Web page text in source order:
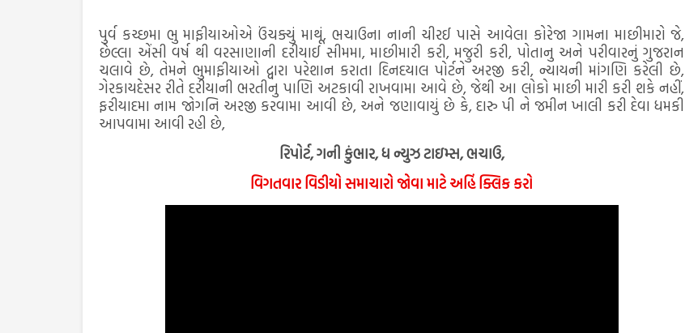
પુર્વ કચ્છમા ભુ માફીયાઓએ ઉંચક્યું માથૂં, ભચાઉના નાની ચીરઈ પાસે આવેલા કોરેજા ગામના માછીમારો જે,
છેલ્લા એંસી વર્ષ થી વરસાણાની દરીયાઈ સીમમા, માછીમારી કરી, મજુરી કરી, પોતાનુ અને પરીવારનું ગુજરાન
ચલાવે છે, તેમને ભુમાફીયાઓ દ્વારા પરેશાન કરાતા દિનદયાલ પોર્ટને અરજી કરી, ન્યાયની માંગણિ કરેલી છે,
ગેરકાયદેસર રીતે દરીયાની ભરતીનુ પાણિ અટકાવી રાખવામા આવે છે, જેથી આ લોકો માછી મારી કરી શકે નહીં,
ફરીયાદમા નામ જોગનિ અરજી કરવામા આવી છે, અને જણાવાયું છે કે, દારુ પી ને જમીન ખાલી કરી દેવા ધમકી
આપવામા આવી રહી છે,
રિપોર્ટ, ગની કુંભાર, ધ ન્યુઝ ટાઇમ્સ, ભચાઉ,
વિગતવાર વિડીયો સમાચારો જોવા માટે અહિં ક્લિક કરો